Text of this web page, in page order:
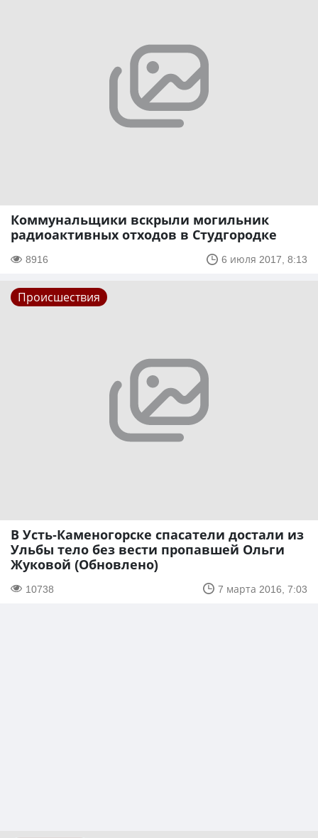
Коммунальщики вскрыли могильник
радиоактивных отходов в Студгородке
8916 6 июля 2017, 8:13
Происшествия
В Усть-Каменогорске спасатели достали из
Ульбы тело без вести пропавшей Ольги
Жуковой (Обновлено)
10738 7 марта 2016, 7:03